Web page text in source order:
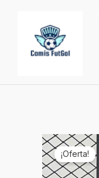
contenido
¡Oferta!